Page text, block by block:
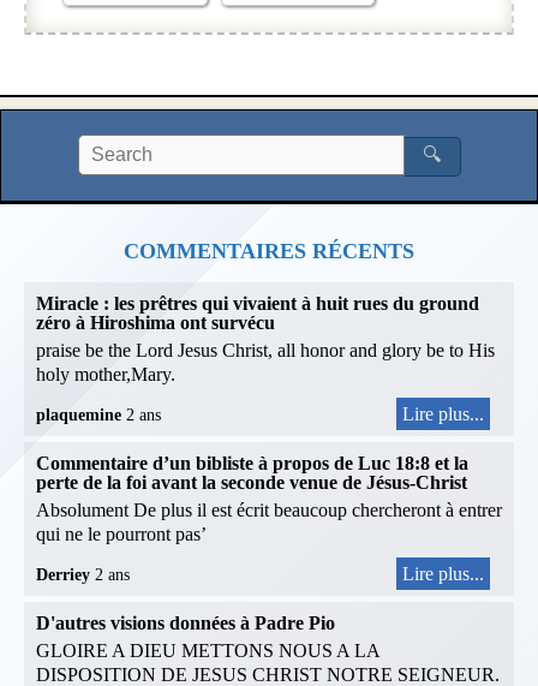
🔍
COMMENTAIRES RÉCENTS
Miracle : les prêtres qui vivaient à huit rues du ground
zéro à Hiroshima ont survécu
praise be the Lord Jesus Christ, all honor and glory be to His
holy mother,Mary.
plaquemine 2 ans Lire plus...
Commentaire d’un bibliste à propos de Luc 18:8 et la
perte de la foi avant la seconde venue de Jésus-Christ
Absolument De plus il est écrit beaucoup chercheront à entrer
qui ne le pourront pas’
Derriey 2 ans Lire plus...
D'autres visions données à Padre Pio
GLOIRE A DIEU METTONS NOUS A LA
DISPOSITION DE JESUS CHRIST NOTRE SEIGNEUR.